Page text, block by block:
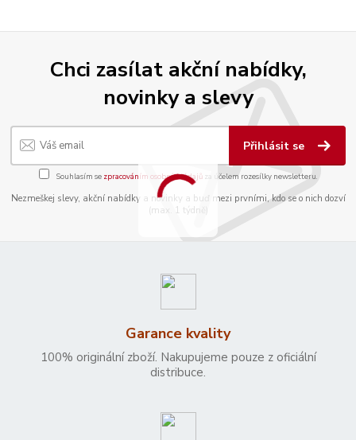
Chci zasílat akční nabídky,
novinky a slevy
Přihlásit se
Souhlasím se zpracováním osobních údajůza účelem rozesílky newsletteru.
Nezmeškej slevy, akční nabídky a novinky a buď mezi prvními, kdo se o nich dozví
(max. 1 týdně)
Garance kvality
100% originální zboží. Nakupujeme pouze z oficiální
distribuce.